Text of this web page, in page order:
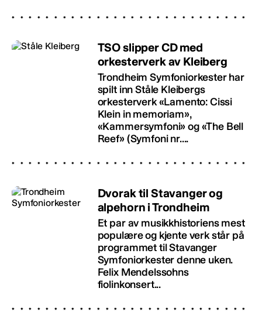
TSO slipper CD med
orkesterverk av Kleiberg
Trondheim Symfoniorkester har
spilt inn Ståle Kleibergs
orkesterverk «Lamento: Cissi
Klein in memoriam»,
«Kammersymfoni» og «The Bell
Reef» (Symfoni nr....
Dvorak til Stavanger og
alpehorn i Trondheim
Et par av musikkhistoriens mest
populære og kjente verk står på
programmet til Stavanger
Symfoniorkester denne uken.
Felix Mendelssohns
fiolinkonsert...